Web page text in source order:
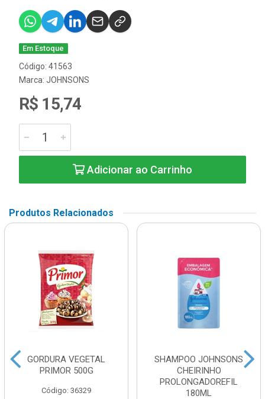
Em Estoque
Código: 41563
Marca: JOHNSONS
R$ 15,74
Adicionar ao Carrinho
Produtos Relacionados
GORDURA VEGETAL
PRIMOR 500G
Código: 36329
SHAMPOO JOHNSONS
CHEIRINHO
PROLONGADOREFIL
180ML